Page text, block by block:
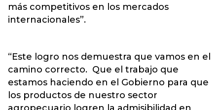
más competitivos en los mercados
internacionales”.
“Este logro nos demuestra que vamos en el
camino correcto. Que el trabajo que
estamos haciendo en el Gobierno para que
los productos de nuestro sector